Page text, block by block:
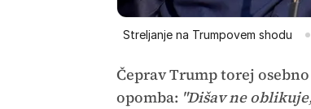
Streljanje na Trumpovem shodu
Čeprav Trump torej
opomba: "Dišav ne